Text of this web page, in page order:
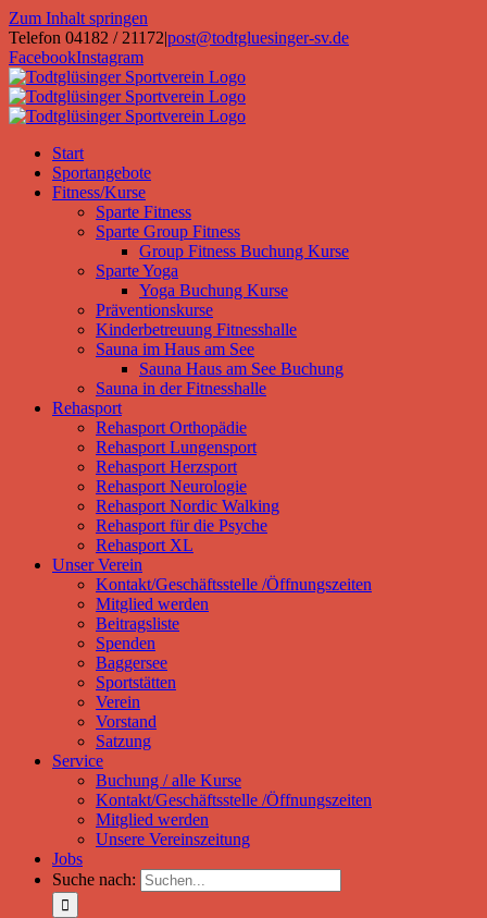
Zum Inhalt springen
Telefon 04182 / 21172|post@todtgluesinger-sv.de
FacebookInstagram
Start
Sportangebote
Fitness/Kurse
Sparte Fitness
Sparte Group Fitness
Group Fitness Buchung Kurse
Sparte Yoga
Yoga Buchung Kurse
Präventionskurse
Kinderbetreuung Fitnesshalle
Sauna im Haus am See
Sauna Haus am See Buchung
Sauna in der Fitnesshalle
Rehasport
Rehasport Orthopädie
Rehasport Lungensport
Rehasport Herzsport
Rehasport Neurologie
Rehasport Nordic Walking
Rehasport für die Psyche
Rehasport XL
Unser Verein
Kontakt/Geschäftsstelle /Öffnungszeiten
Mitglied werden
Beitragsliste
Spenden
Baggersee
Sportstätten
Verein
Vorstand
Satzung
Service
Buchung / alle Kurse
Kontakt/Geschäftsstelle /Öffnungszeiten
Mitglied werden
Unsere Vereinszeitung
Jobs
Suche nach: